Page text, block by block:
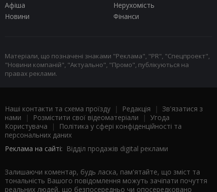
Афіша
Нерухомість
Новини
Фінанси
Матеріали, що позначені знаками "Реклама", "PR", "Спецпроект",
"Новини компаній", "Актуально", "Промо", публікуються на
правах реклами.
Наші контакти та схема проїзду | Редакція | Зв'язатися з
нами | Розмістити свої відеоматеріали | Угода
Користувача |
Політика у сфері конфіденційності та
персональних даних
Реклама на сайті: Відділ продажів digital реклами
Залишаючи коментар, будь ласка, пам'ятайте, що зміст та
тональність Вашого повідомлення можуть зачіпати почуття
реальних людей, що безпосередньо чи опосередковано